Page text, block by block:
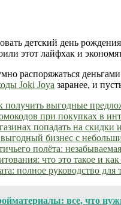
детский день
этот лайфхак и
распоряжаться
Joki Joya заранее, и
выгодные
при покупках в
попадать на скидки
бизнес с
полёта:
что это такое и
полное руководство
все, что